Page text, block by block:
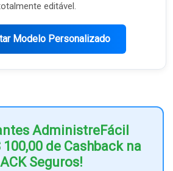
editável.
Modelo Personalizado
AdministreFácil
de Cashback na
Seguros!